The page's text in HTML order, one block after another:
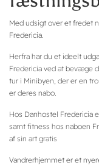
Med udsigt over et fredet
Fredericia.
Herfra har du et ideelt
Fredericia ved at bevæge
tur i Minibyen, der er en
er deres nabo.
Hos Danhostel Fredericia
samt fitness hos naboen
af sin art gratis
Vandrerhjemmet er et